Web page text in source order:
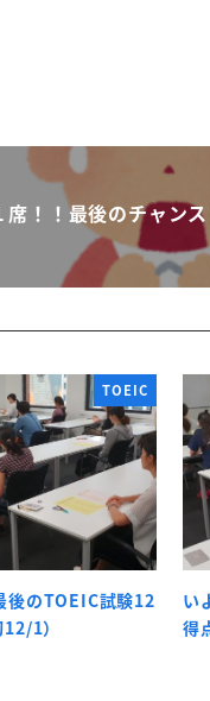
席！！最後のチャン
TOEIC
後のTOEIC試験12
1）
い
得